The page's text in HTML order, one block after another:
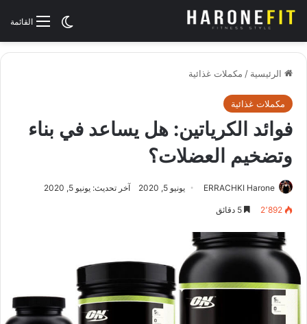
القائمةالوضع
الرئيسية / مكملات غذائية
مكملات غذائية
فوائد الكرياتين: هل يساعد في بناء
وتضخيم العضلات؟
ERRACHKI Harone يونيو 5, 2020 آخر تحديث: يونيو 5, 2020
2٬892